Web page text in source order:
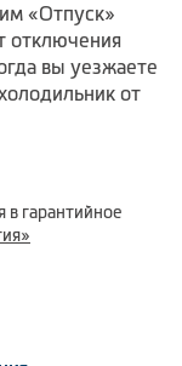
«Отпуск»
отключения
вы уезжаете
от
в гарантийное